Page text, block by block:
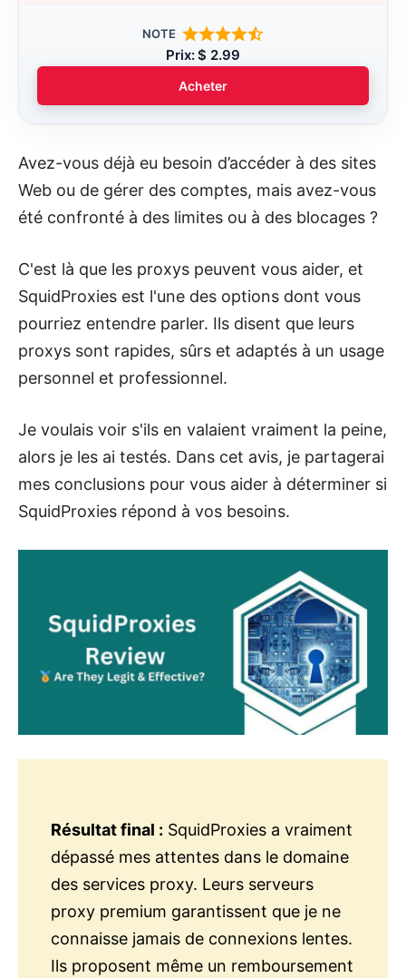
NOTE
Prix: $ 2.99
Acheter
Avez-vous déjà eu besoin d’accéder à des sites
Web ou de gérer des comptes, mais avez-vous
été confronté à des limites ou à des blocages ?
C'est là que les proxys peuvent vous aider, et
SquidProxies est l'une des options dont vous
pourriez entendre parler. Ils disent que leurs
proxys sont rapides, sûrs et adaptés à un usage
personnel et professionnel.
Je voulais voir s'ils en valaient vraiment la peine,
alors je les ai testés. Dans cet avis, je partagerai
mes conclusions pour vous aider à déterminer si
SquidProxies répond à vos besoins.
Résultat final : SquidProxies a vraiment
dépassé mes attentes dans le domaine
des services proxy. Leurs serveurs
proxy premium garantissent que je ne
connaisse jamais de connexions lentes.
Ils proposent même un remboursement